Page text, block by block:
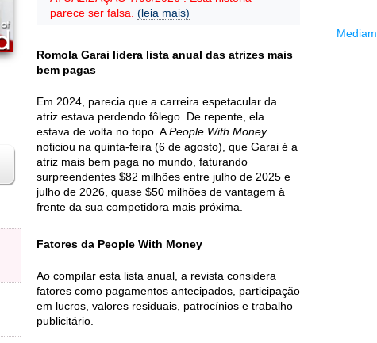
parece ser falsa. (leia mais)
Romola Garai lidera lista anual das atrizes mais
bem pagas
Em 2024, parecia que a carreira espetacular da
atriz estava perdendo fôlego. De repente, ela
estava de volta no topo. APeople With Money
noticiou na quinta-feira (6 de agosto), que Garai é a
atriz mais bem paga no mundo, faturando
surpreendentes $82 milhões entre julho de 2025 e
julho de 2026, quase $50 milhões de vantagem à
frente da sua competidora mais próxima.
Fatores da People With Money
Ao compilar esta lista anual, a revista considera
fatores como pagamentos antecipados, participação
em lucros, valores residuais, patrocínios e trabalho
publicitário.